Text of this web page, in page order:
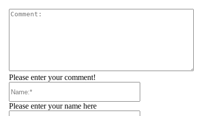
Please enter your comment!
Please enter your name here